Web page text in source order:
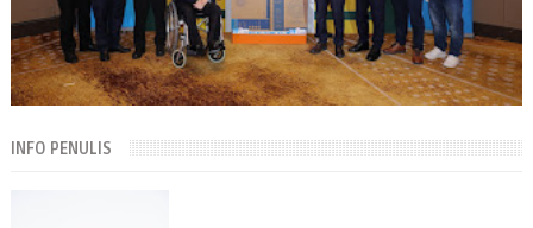
INFO PENULIS